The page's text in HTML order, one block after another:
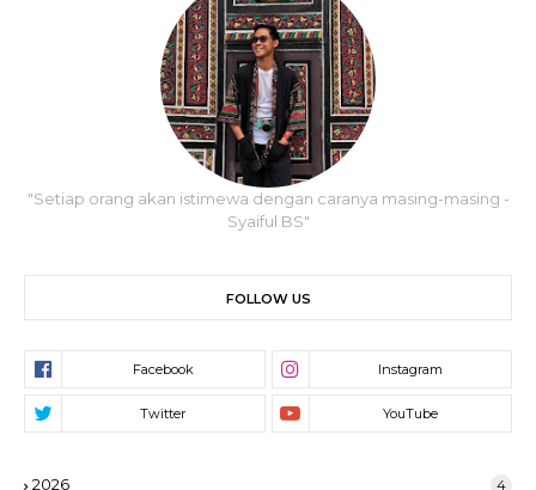
"Setiap orang akan istimewa dengan caranya masing-masing -
Syaiful BS"
FOLLOW US
2026 4